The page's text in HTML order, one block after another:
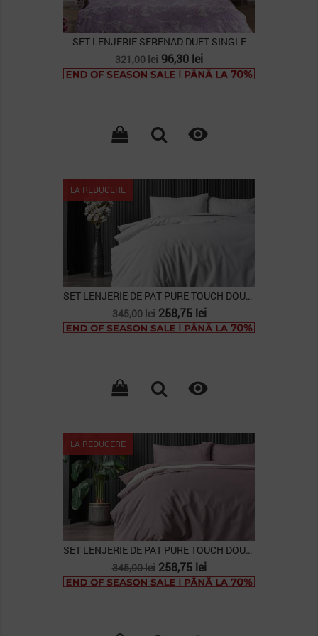
SET LENJERIE SERENAD DUET SINGLE
Pret
de
321,00 lei Pret
96,30 lei

LA REDUCERE
Lipsa stoc
SET LENJERIE DE PAT PURE TOUCH DOUBLE, GRI
Pret
de
345,00 lei Pret
258,75 lei

LA REDUCERE
Lipsa stoc
SET LENJERIE DE PAT PURE TOUCH DOUBLE, ROZ...
Pret
de
345,00 lei Pret
258,75 lei